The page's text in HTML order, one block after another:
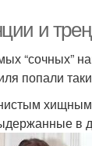
и
“сочных”
попали
в